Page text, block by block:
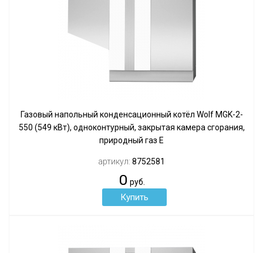
Газовый напольный конденсационный котёл Wolf MGK-2-
550 (549 кВт), одноконтурный, закрытая камера сгорания,
природный газ Е
артикул: 8752581
0 руб.